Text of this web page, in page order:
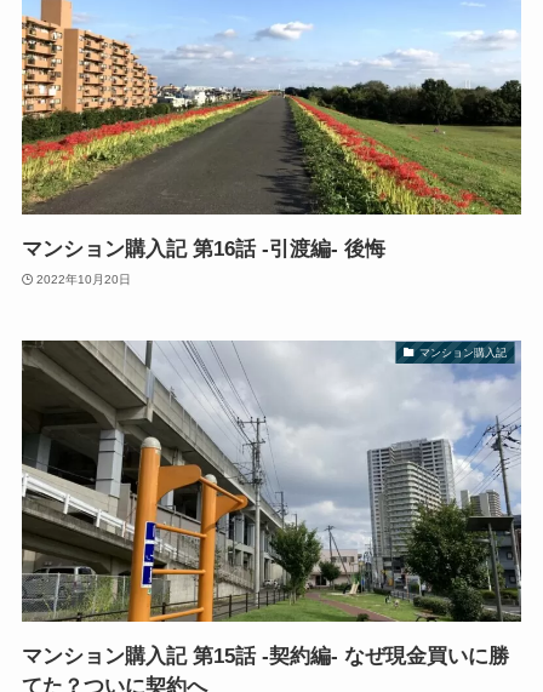
マンション購入記 第16話 -引渡編- 後悔
2022年10月20日
マンション購入記
マンション購入記 第15話 -契約編- なぜ現金買いに勝
てた？ついに契約へ